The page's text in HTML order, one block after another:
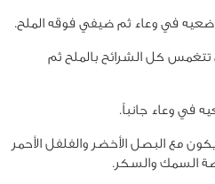
في وعاء ثم ضيفي فوقه الملح.
كل الشرائح بالملح ثم
في وعاء جانباً.
مع البصل الأخضر والفلفل الأحمر
السمك والسكر.